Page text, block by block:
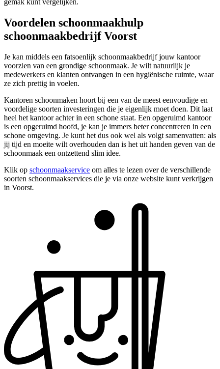
gemak kunt vergelijken.
Voordelen schoonmaakhulp
schoonmaakbedrijf Voorst
Je kan middels een fatsoenlijk schoonmaakbedrijf jouw kantoor
voorzien van een grondige schoonmaak. Je wilt natuurlijk je
medewerkers en klanten ontvangen in een hygiënische ruimte, waar
ze zich prettig in voelen.
Kantoren schoonmaken hoort bij een van de meest eenvoudige en
voordelige soorten investeringen die je eigenlijk moet doen. Dit laat
heel het kantoor achter in een schone staat. Een opgeruimd kantoor
is een opgeruimd hoofd, je kan je immers beter concentreren in een
schone omgeving. Je kunt het dus ook wel als volgt samenvatten: als
jij tijd en moeite wilt overhouden dan is het uit handen geven van de
schoonmaak een ontzettend slim idee.
Klik op schoonmaakservice om alles te lezen over de verschillende
soorten schoonmaakservices die je via onze website kunt verkrijgen
in Voorst.